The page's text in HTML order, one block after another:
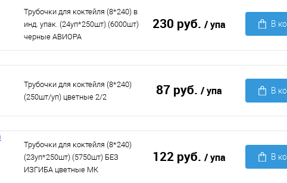
Трубочки для коктейля (8*240) в
инд. упак. (24уп*250шт) (6000шт)
черные АВИОРА
230 руб. / упа В
Трубочки для коктейля (8*240)
(250шт/уп) цветные 2/2
87 руб. / упа В
Трубочки для коктейля (8*240)
(23уп*250шт) (5750шт) БЕЗ
ИЗГИБА цветные МК
122 руб. / упа В